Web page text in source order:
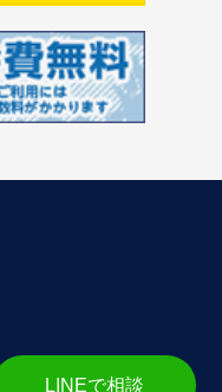
LINEで相談